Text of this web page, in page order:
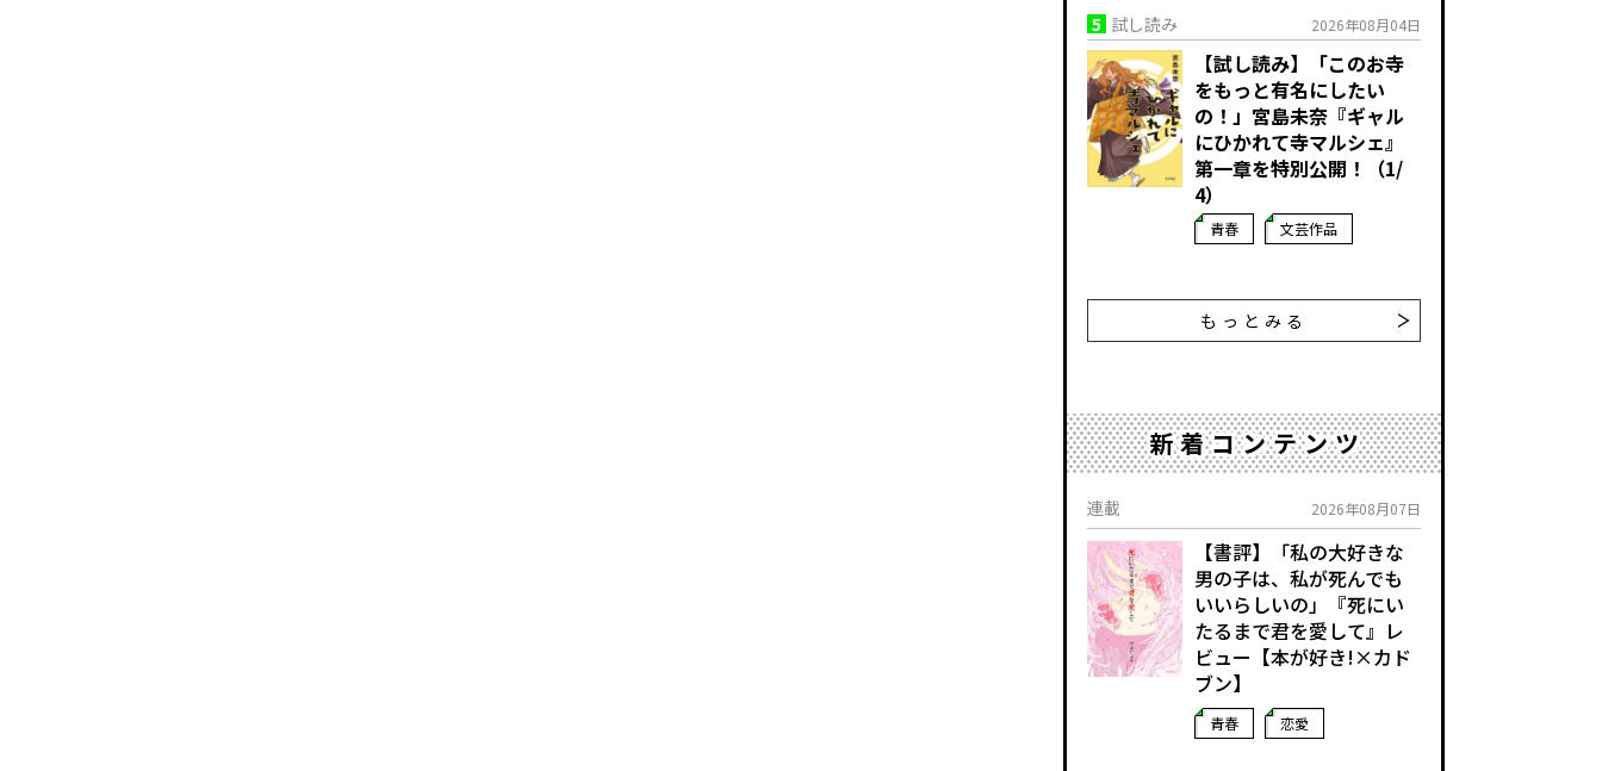
5 試し読み 2026年08月04日
【試し読み】「このお寺
をもっと有名にしたい
の！」宮島未奈『ギャル
にひかれて寺マルシェ』
第一章を特別公開！（1/
4）
青春 文芸作品
もっとみる
新着コンテンツ
連載 2026年08月07日
【書評】「私の大好きな
男の子は、私が死んでも
いいらしいの」――『死にい
たるまで君を愛して』レ
ビュー【本が好き!×カド
ブン】
青春 恋愛